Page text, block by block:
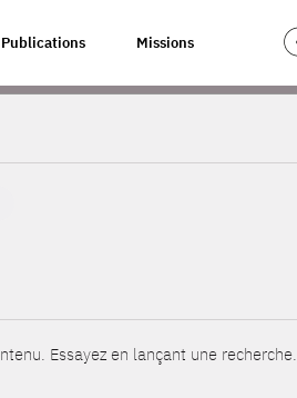
Publications Missions
Essayez en lançant une recherche.